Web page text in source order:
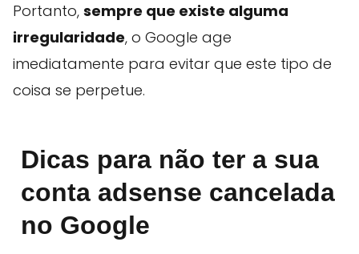
Portanto, sempre que existe alguma
irregularidade, o Google age
imediatamente para evitar que este tipo de
coisa se perpetue.
Dicas para não ter a sua
conta adsense cancelada
no Google